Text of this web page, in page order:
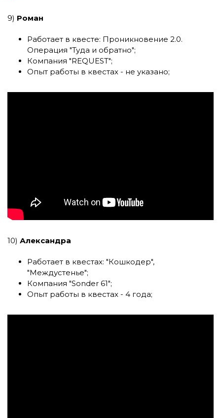
9) Роман
Работает в квесте: Проникновение 2.0.
Операция "Туда и обратно";
Компания "REQUEST";
Опыт работы в квестах - не указано;
10) Александра
Работает в квестах: "Кошкодер",
"Междустенье";
Компания "Sonder 61";
Опыт работы в квестах - 4 года;